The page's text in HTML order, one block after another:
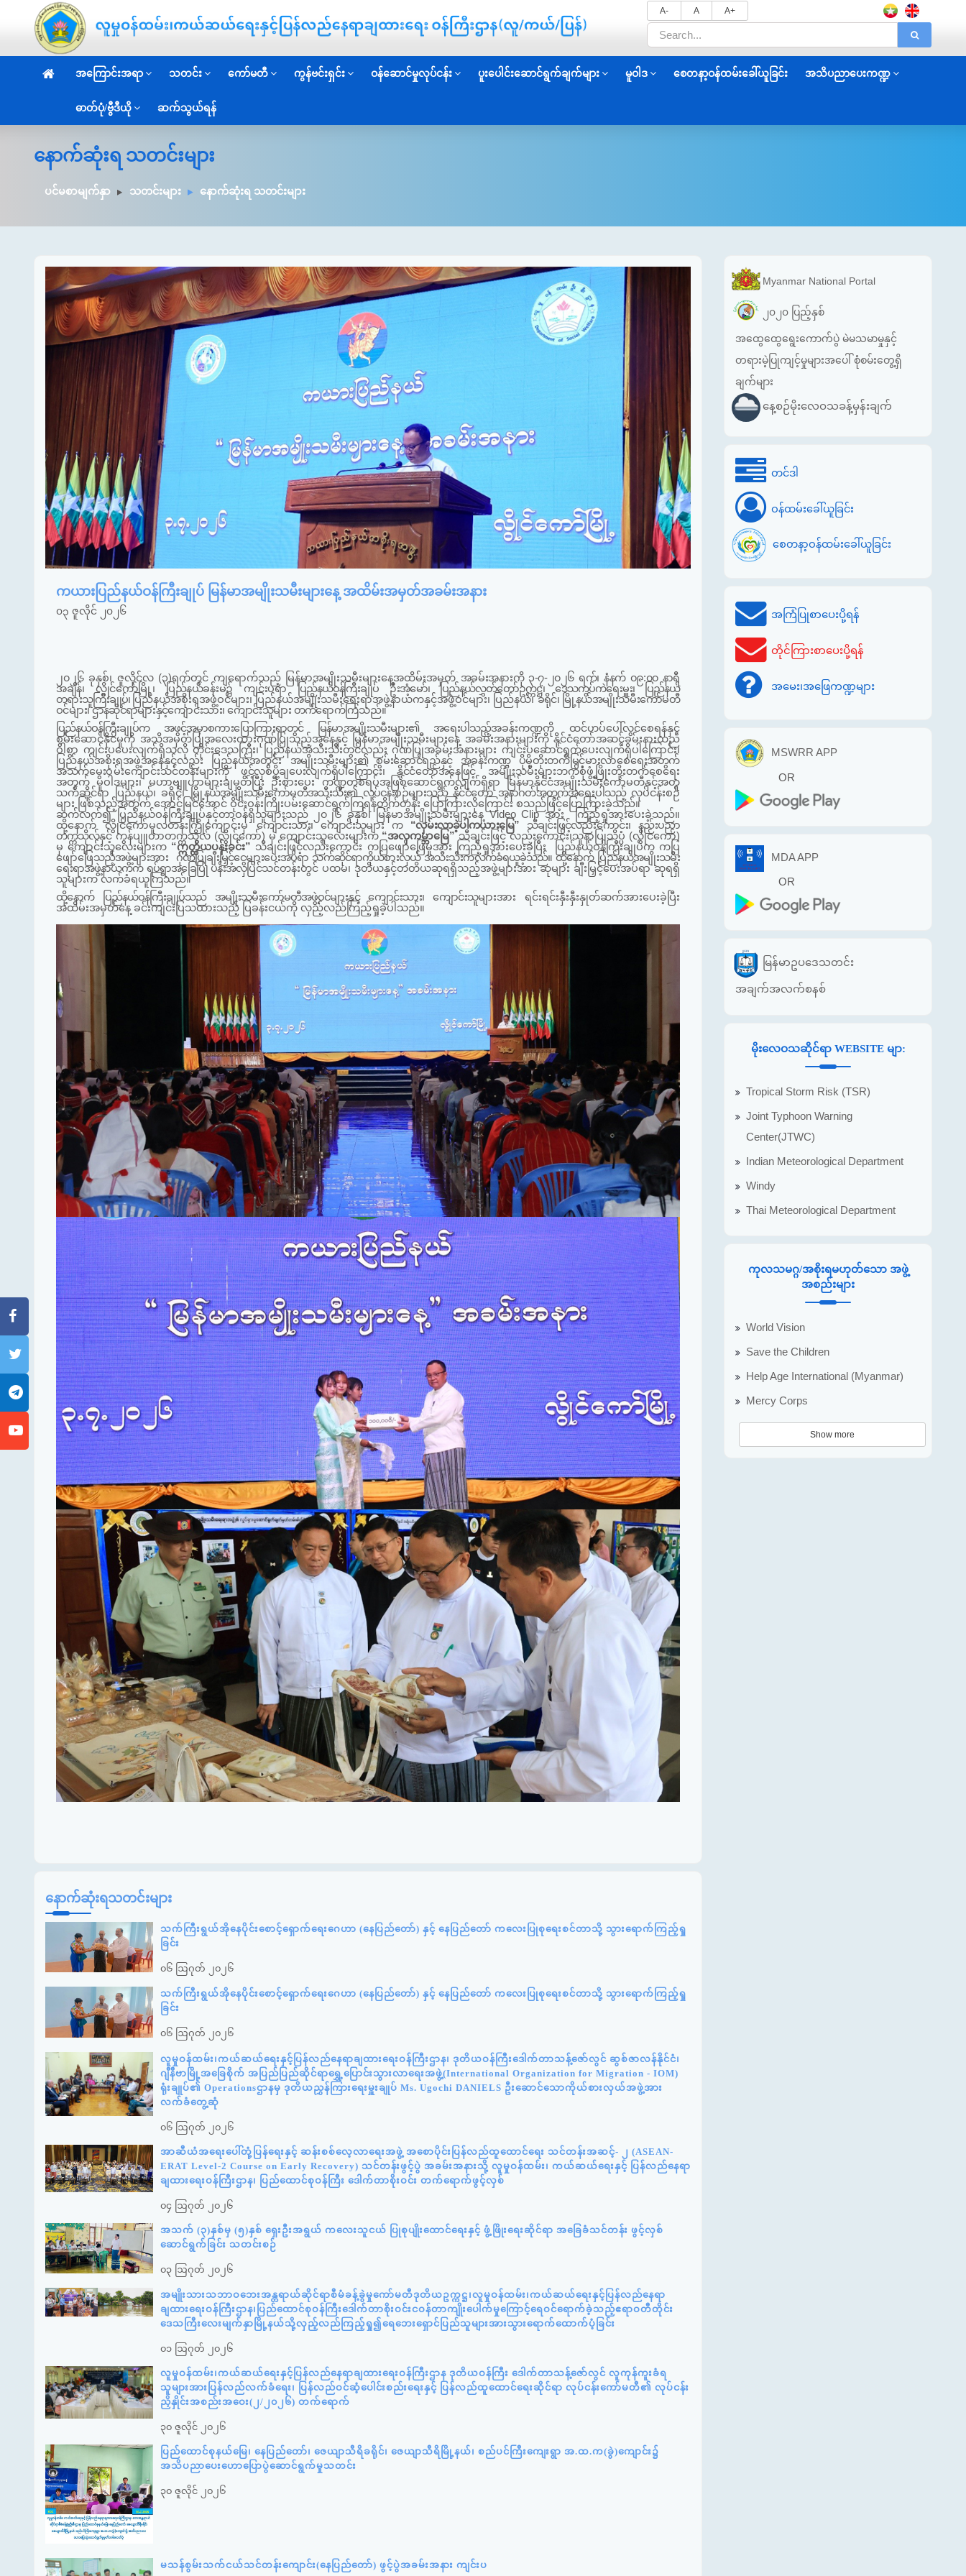
A- A A+
အကြောင်းအရာ သတင်း ကော်မတီ ကွန်ဗင်းရှင်း ဝန်ဆောင်မှုလုပ်ငန်း ပူးပေါင်းဆောင်ရွက်ချက်များ မူဝါဒ စေတနာ့ဝန်ထမ်းခေါ်ယူခြင်း အသိပညာပေးကဏ္ဍ
ဓာတ်ပုံ/ဗွီဒီယို ဆက်သွယ်ရန်
နောက်ဆုံးရ သတင်းများ
ပင်မစာမျက်နှာ သတင်းများ နောက်ဆုံးရ သတင်းများ
ကယားပြည်နယ်ဝန်ကြီးချုပ် မြန်မာအမျိုးသမီးများနေ့ အထိမ်းအမှတ်အခမ်းအနား
၀၃ ဇူလိုင် ၂၀၂၆
၂၀၂၆ ခုနှစ်၊ ဇူလိုင်လ(၃)ရက်တွင် ကျရောက်သည့် မြန်မာအမျိုးသမီးများနေ့အထိမ်းအမှတ် အခမ်းအနားကို ၃-၇-၂၀၂၆ ရက်၊ နံနက် ၀၉:၀၀ နာရီ
အချိန်၊ လွိုင်ကော်မြို့၊
ပြည်နယ်ခန်းမ၌ ကျင်းပရာ ပြည်နယ်ဝန်ကြီးချုပ် ဦးအံ့မော်၊ ပြည်နယ်လွှတ်တော်ဥက္ကဋ္ဌ၊ဒေသကွပ်ကဲရေးမှူး၊ ပြည်နယ်
တရားသူကြီးချုပ်၊ ပြည်နယ်အစိုးရအဖွဲ့ဝင်များ၊ပြည်နယ်အမျိုးသမီးရေးရာအဖွဲ့နာယကနှင့်အဖွဲ့ဝင်များ၊ ပြည်နယ်၊ခရိုင်၊ မြို့နယ်အမျိုးသမီးကော်မတီ
ဝင်များ၊ဌာနဆိုင်ရာများနှင့်ကျောင်းသား၊ကျောင်းသူများ တက်ရောက်ကြသည်။
ပြည်နယ်ဝန်ကြီးချုပ်က
အဖွင့်အမှာစကားပြောကြားရာတွင် မြန်မာအမျိုးသမီးများ၏ အရေးပါသည့်အခန်းကဏ္ဍကို ထင်ဟပ်ပေါ်လွင်စေရန်နှင့်
စွမ်းဆောင်နိုင်မှုကို အသိအမှတ်ပြုအလေးထားဂုဏ်ပြုသည့်အနေနှင့် မြန်မာအမျိုးသမီးများနေ့ အခမ်းအနားများကို နိုင်ငံတော်အဆင့်ခမ်းနားထည်
ဝါစွာ ကျင်းပပေးလျက်ရှိသလို တိုင်းဒေသကြီး၊ ပြည်နယ်အသီးသီးတွင်လည်း ဂုဏ်ပြုအခမ်းအနားများ ကျင်းပဆောင်ရွက်ပေးလျက်ရှိပါကြောင်း၊
ပြည်နယ်အစိုးရအဖွဲ့အနေနှင့်လည်း ပြည်နယ်အတွင်းအမျိုးသမီးများ၏ စွမ်းဆောင်ရည်နှင့် အခန်းကဏ္ဍ ပိုမိုတိုးတက်မြင့်မားလာစေရေးအတွက်
အသက်မွေးဝမ်းကျောင်းသင်တန်းများကို ဖွင့်လှစ်ပို့ချပေးလျက်ရှိပါကြောင်း၊ နိုင်ငံတော်အနေဖြင့် အမျိုးသမီးများဘက်စုံဖွံ့ဖြိုးတိုးတက်စေရေး
အတွက် မူဝါဒများ၊ မဟာဗျူဟာများချမှတ်ပြီး ဦးစားပေး ကဏ္ဍတစ်ရပ်အဖြစ်ဆောင်ရွက်လျက်ရှိရာ မြန်မာနိုင်ငံအမျိုးသမီးကော်မတီနှင့်အတူ
သက်ဆိုင်ရာ ပြည်နယ်၊ ခရိုင်၊ မြို့နယ်အမျိုးသမီးကော်မတီအသီးသီး၏ လုပ်ငန်းစဉ်များသည် နိုင်ငံတော် အနာဂတ်အတွက်အရေးပါသည့် လုပ်ငန်းစဉ်
များ ဖြစ်သည့်အတွက် အောင်မြင်အောင် ဝိုင်းဝန်းကြိုးပမ်းဆောင်ရွက်ကြရန်တိုက်တွန်း ပြောကြားလိုကြောင်း စသည်ဖြင့်ပြောကြားခဲ့သည်။
ဆက်လက်၍ ပြည်နယ်ဝန်ကြီးချုပ်နှင့်တာဝန်ရှိသူများသည် ၂၀၂၆ ခုနှစ်၊ မြန်မာအမျိုးသမီးများနေ့Video Clipအား
ကြည့်ရှုအားပေးခဲ့သည်။
ထို့နောက်လွိုင်ကော်မူလတန်းကြိုကျောင်းမှ ကျောင်းသား၊ကျောင်းသူများ က “လှမ်းလာခဲ့ပါကယားမြေ” သီချင်းဖြင့်လည်းကောင်း၊
နည်းပညာ
တက္ကသိုလ်နှင့် ကွန်ပျူတာတက္ကသိုလ် (လွိုင်ကော်) မှ ကျောင်းသူလေးများက “အလှကမ္ဘာမြေ” သီချင်းဖြင့် လည်းကောင်း၊သူနာပြုသိပ္ပံ (လွိုင်ကော်)
မှ ကျောင်းသူလေးများက “ဣတ္ထိယပန်းခင်း” သီချင်းဖြင့်လည်းကောင်း ကပြဖျော်ဖြေမှုအား ကြည့်ရှုအားပေးခဲ့ပြီး ပြည်နယ်ဝန်ကြီးချုပ်က ကပြ
ဖျော်ဖြေသည့်အဖွဲ့များအား ဂုဏ်ပြုချီးမြှင့်ငွေများပေးအပ်ရာ သက်ဆိုင်ရာကိုယ်စားလှယ် အသီးသီးကလက်ခံရယူခဲ့သည်။ ထို့နောက် ပြည်နယ်အမျိုးသမီး
ရေးရာအဖွဲ့နာယကက ရပ်ရွာအခြေပြု ပန်းအလှပြင်သင်တန်းတွင် ပထမ၊ ဒုတိယနှင့်တတိယဆုရရှိသည့်အဖွဲ့များအား ဆုများ ချီးမြှင့်ပေးအပ်ရာ ဆုရရှိ
သူများက လက်ခံရယူကြသည်။
ထို့နောက်
ပြည်နယ်ဝန်ကြီးချုပ်သည် အမျိုးသမီးကော်မတီအဖွဲ့ဝင်များနှင့် ကျောင်းသား၊ ကျောင်းသူများအား ရင်းရင်းနှီးနှီးနှုတ်ဆက်အားပေးခဲ့ ပြီး
အထိမ်းအမှတ်နေ့ ခင်းကျင်းပြသထားသည့် ပြခန်းငယ်ကို လှည့်လည်ကြည့်ရှုခဲ့ပါသည်။
နောက်ဆုံးရသတင်းများ
သက်ကြီးရွယ်အိုနေပိုင်းစောင့်ရှောက်ရေးဂေဟာ (နေပြည်တော်) နှင့် နေပြည်တော် ကလေးပြုစုရေးစင်တာသို့ သွားရောက်ကြည့်ရှု
ခြင်း
၀၆ ဩဂုတ် ၂၀၂၆
သက်ကြီးရွယ်အိုနေပိုင်းစောင့်ရှောက်ရေးဂေဟာ (နေပြည်တော်) နှင့် နေပြည်တော် ကလေးပြုစုရေးစင်တာသို့ သွားရောက်ကြည့်ရှု
ခြင်း
၀၆ ဩဂုတ် ၂၀၂၆
လူမှုဝန်ထမ်း၊ကယ်ဆယ်ရေးနှင့်ပြန်လည်နေရာချထားရေးဝန်ကြီးဌာန၊ ဒုတိယဝန်ကြီးဒေါက်တာသန့်ဇော်လွင် ဆွစ်ဇာလန်နိုင်ငံ၊
ဂျီနီဗာမြို့အခြေစိုက် အပြည်ပြည်ဆိုင်ရာရွှေ့ပြောင်းသွားလာရေးအဖွဲ့(International Organization for Migration - IOM)
ရုံးချုပ်၏ Operationsဌာနမှ ဒုတိယညွှန်ကြားရေးမှူးချုပ် Ms. Ugochi DANIELS ဦးဆောင်သောကိုယ်စားလှယ်အဖွဲ့အား
လက်ခံတွေ့ဆုံ
၀၆ ဩဂုတ် ၂၀၂၆
အာဆီယံအရေးပေါ်တုံ့ပြန်ရေးနှင့် ဆန်းစစ်လေ့လာရေးအဖွဲ့ အစောပိုင်းပြန်လည်ထူထောင်ရေး သင်တန်းအဆင့်- ၂ (ASEAN-
ERAT Level-2 Course on Early Recovery) သင်တန်းဖွင့်ပွဲ အခမ်းအနားသို့ လူမှုဝန်ထမ်း၊ ကယ်ဆယ်ရေးနှင့် ပြန်လည်နေရာ
ချထားရေးဝန်ကြီးဌာန၊ ပြည်ထောင်စုဝန်ကြီး ဒေါက်တာစိုးဝင်း တက်ရောက်ဖွင့်လှစ်
၀၄ ဩဂုတ် ၂၀၂၆
အသက် (၃)နှစ်မှ (၅)နှစ် ရှေးဦးအရွယ် ကလေးသူငယ် ပြုစုပျိုးထောင်ရေးနှင့် ဖွံ့ဖြိုးရေးဆိုင်ရာ အခြေခံသင်တန်း ဖွင့်လှစ်
ဆောင်ရွက်ခြင်း သတင်းစဉ်
၀၃ ဩဂုတ် ၂၀၂၆
အမျိုးသားသဘာဝဘေးအန္တရာယ်ဆိုင်ရာစီမံခန့်ခွဲမှုကော်မတီဒုတိယဥက္ကဋ္ဌ၊လူမှုဝန်ထမ်း၊ကယ်ဆယ်ရေးနှင့်ပြန်လည်နေရာ
ချထားရေးဝန်ကြီးဌာန၊ပြည်ထောင်စုဝန်ကြီးဒေါက်တာစိုးဝင်းငဝန်တာကျိုးပေါက်မှုကြောင့်ရေဝင်ရောက်ခဲ့သည့်ဧရာဝတီတိုင်း
ဒေသကြီးလေးမျက်နှာမြို့နယ်သို့လှည့်လည်ကြည့်ရှု၍ရေဘေးရှောင်ပြည်သူများအားသွားရောက်ထောက်ပံ့ခြင်း
၀၁ ဩဂုတ် ၂၀၂၆
လူမှုဝန်ထမ်း၊ကယ်ဆယ်ရေးနှင့်ပြန်လည်နေရာချထားရေးဝန်ကြီးဌာန ဒုတိယဝန်ကြီး ဒေါက်တာသန့်ဇော်လွင် လူကုန်ကူးခံရ
သူများအားပြန်လည်လက်ခံရေး၊ ပြန်လည်ဝင်ဆံ့ပေါင်းစည်းရေးနှင့် ပြန်လည်ထူထောင်ရေးဆိုင်ရာ လုပ်ငန်းကော်မတီ၏ လုပ်ငန်း
ညှိနှိုင်းအစည်းအဝေး(၂/၂၀၂၆) တက်ရောက်
၃၀ ဇူလိုင် ၂၀၂၆
ပြည်ထောင်စုနယ်မြေ၊ နေပြည်တော်၊ ဇေယျာသီရိခရိုင်၊ ဇေယျာသီရိမြို့နယ်၊ စည်ပင်ကြီးကျေးရွာ အ.ထ.က(ခွဲ)ကျောင်း၌
အသိပညာပေးဟောပြောပွဲဆောင်ရွက်မှုသတင်း
၃၀ ဇူလိုင် ၂၀၂၆
မသန်စွမ်းသက်ငယ်သင်တန်းကျောင်း(နေပြည်တော်) ဖွင့်ပွဲအခမ်းအနား ကျင်းပ
Myanmar National Portal
၂၀၂၀ ပြည့်နှစ်
အထွေထွေရွေးကောက်ပွဲ မဲမသမာမှုနှင့်
တရားမဲ့ပြုကျင့်မှုများအပေါ် စုံစမ်းတွေ့ရှိ
ချက်များ
နေ့စဉ်မိုးလေဝသခန့်မှန်းချက်
တင်ဒါ
ဝန်ထမ်းခေါ်ယူခြင်း
စေတနာ့ဝန်ထမ်းခေါ်ယူခြင်း
အကြံပြုစာပေးပို့ရန်
တိုင်ကြားစာပေးပို့ရန်
အမေး၊အဖြေကဏ္ဍများ
MSWRR APP
OR
MDA APP
OR
မြန်မာဥပဒေသတင်း
အချက်အလက်စနစ်
မိုးလေဝသဆိုင်ရာ WEBSITE မျာ:
Tropical Storm Risk (TSR)
Joint Typhoon Warning
Center(JTWC)
Indian Meteorological Department
Windy
Thai Meteorological Department
ကုလသမဂ္ဂ/အစိုးရမဟုတ်သော အဖွဲ့
အစည်းများ
World Vision
Save the Children
Help Age International (Myanmar)
Mercy Corps
Show more